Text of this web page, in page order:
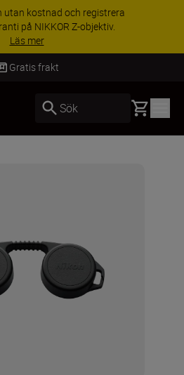
utan kostnad och registrera
på NIKKOR Z-objektiv.
Läs mer
Gratis frakt
Sök Basket